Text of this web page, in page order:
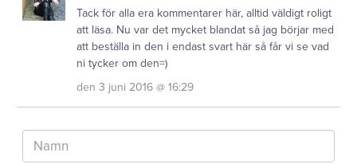
Tack för alla era kommentarer här, alltid väldigt roligt
att läsa. Nu var det mycket blandat så jag börjar med
att beställa in den i endast svart här så får vi se vad
ni tycker om den=)
den 3 juni 2016 @ 16:29